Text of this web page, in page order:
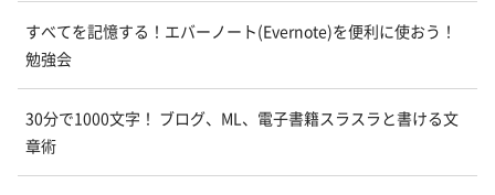
すべてを記憶する！エバーノート(Evernote)を便利に使おう！
勉強会
30分で1000文字！ ブログ、ML、電子書籍スラスラと書ける文
章術